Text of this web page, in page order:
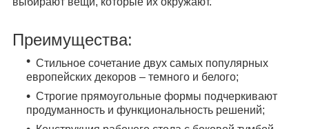
Преимущества:
Стильное сочетание двух самых популярных
европейских декоров – темного и белого;
Строгие прямоугольные формы подчеркивают
продуманность и функциональность решений;